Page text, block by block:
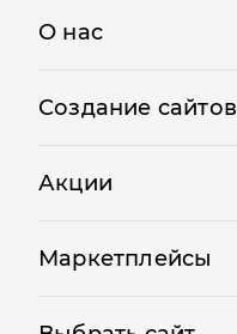
О нас
Создание сайтов
Акции
Маркетплейсы